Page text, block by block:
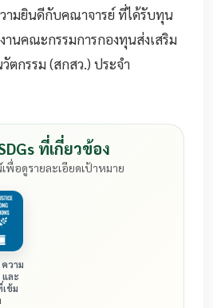
ามยินดีกับคณาจารย์ ที่ได้รับทุน
นคณะกรรมการกองทุนส่งเสริม
ตกรรม (สกสว.) ประจำ
ที่เกี่ยวข้อง
อดูรายละเอียดเป้าหมาย
วาม
และ
ข้ม